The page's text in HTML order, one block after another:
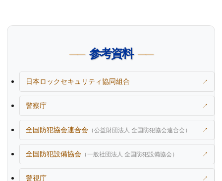
参考資料
日本ロックセキュリティ協同組合 ↗
警察庁 ↗
全国防犯協会連合会 （公益財団法人 全国防犯協会連合会） ↗
全国防犯設備協会 （一般社団法人 全国防犯設備協会） ↗
警視庁 ↗